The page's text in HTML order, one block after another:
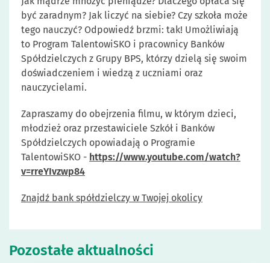
być zaradnym? Jak liczyć na siebie? Czy szkoła może
tego nauczyć? Odpowiedź brzmi: tak! Umożliwiają
to Program TalentowiSKO i pracownicy Banków
Spółdzielczych z Grupy BPS, którzy dzielą się swoim
doświadczeniem i wiedzą z uczniami oraz
nauczycielami.
Zapraszamy do obejrzenia filmu, w którym dzieci,
młodzież oraz przestawiciele Szkół i Banków
Spółdzielczych opowiadają o Programie
TalentowiSKO - https://www.youtube.com/watch?
v=rreYIvzwp84
Znajdź bank spółdzielczy w Twojej okolicy
Pozostałe aktualności